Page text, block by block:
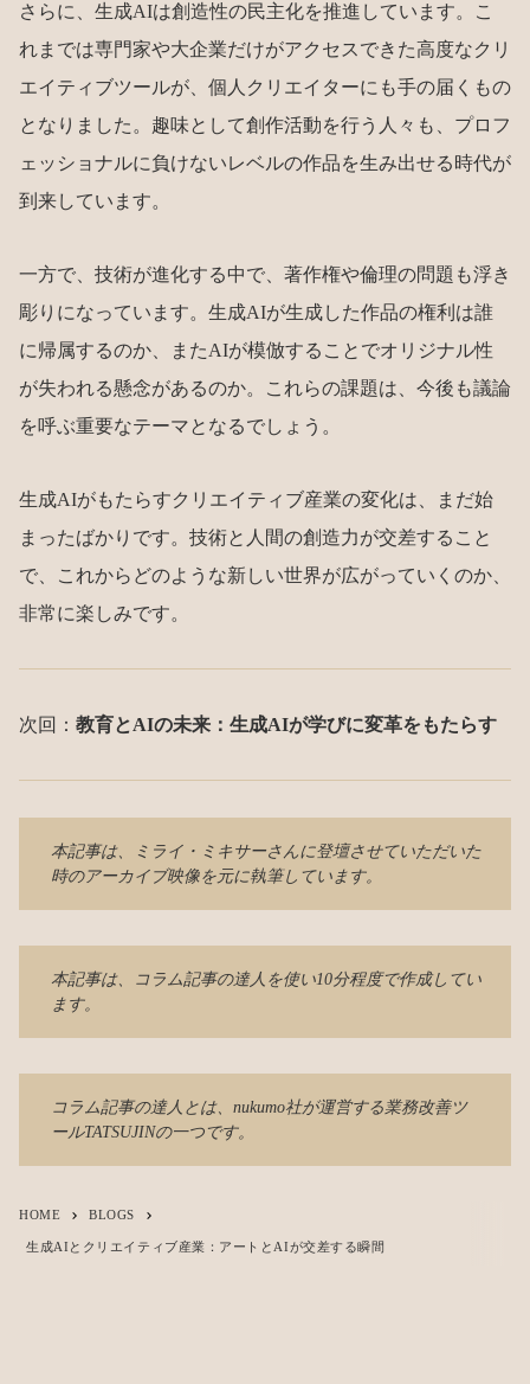
さらに、生成AIは創造性の民主化を推進しています。こ
れまでは専門家や大企業だけがアクセスできた高度なクリ
エイティブツールが、個人クリエイターにも手の届くもの
となりました。趣味として創作活動を行う人々も、プロフ
ェッショナルに負けないレベルの作品を生み出せる時代が
到来しています。
一方で、技術が進化する中で、著作権や倫理の問題も浮き
彫りになっています。生成AIが生成した作品の権利は誰
に帰属するのか、またAIが模倣することでオリジナル性
が失われる懸念があるのか。これらの課題は、今後も議論
を呼ぶ重要なテーマとなるでしょう。
生成AIがもたらすクリエイティブ産業の変化は、まだ始
まったばかりです。技術と人間の創造力が交差すること
で、これからどのような新しい世界が広がっていくのか、
非常に楽しみです。
次回： 教育とAIの未来：生成AIが学びに変革をもたらす
本記事は、ミライ・ミキサーさんに登壇させていただいた
時のアーカイブ映像を元に執筆しています。
本記事は、 コラム記事の達人 を使い10分程度で作成してい
ます。
コラム記事の達人とは、nukumo社が運営する業務改善ツ
ールTATSUJINの一つです。
HOME keyboard_arrow_right BLOGS keyboard_arrow_right
生成AIとクリエイティブ産業：アートとAIが交差する瞬間